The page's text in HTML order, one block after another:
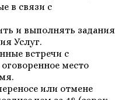
в связи с
и выполнять задания
Услуг.
встречи с
место
или отмене